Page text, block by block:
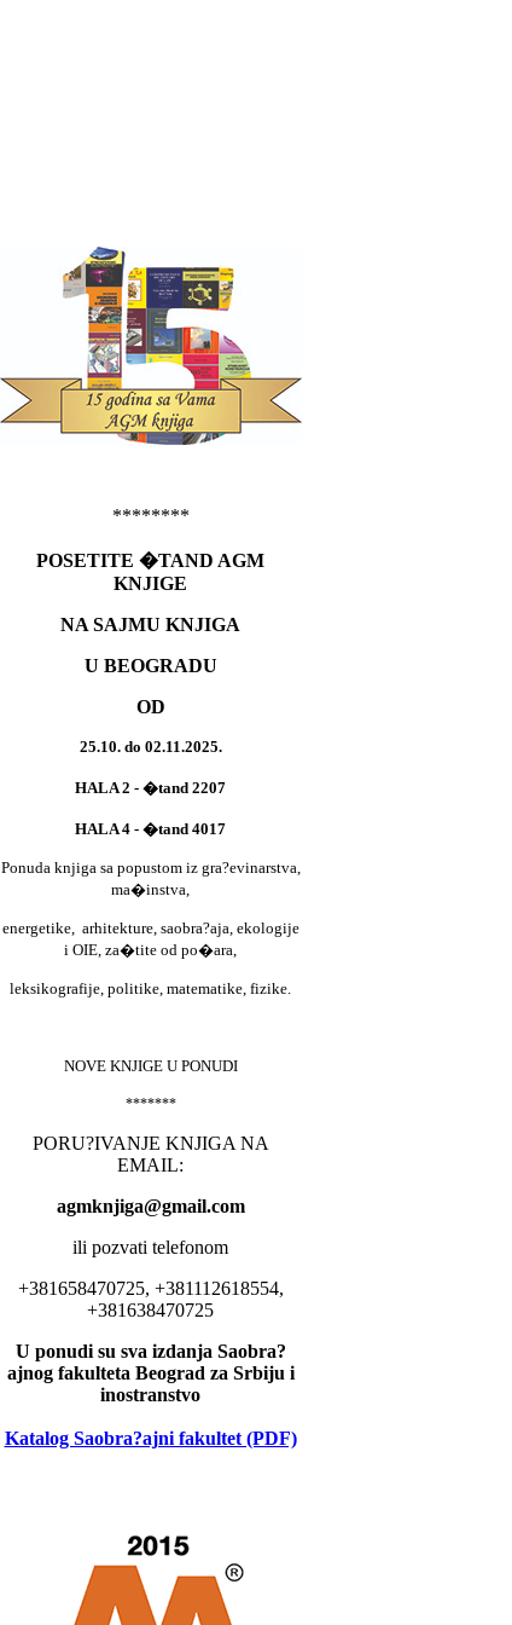
********
POSETITE �TAND AGM
KNJIGE
NA SAJMU KNJIGA
U BEOGRADU
OD
25.10. do 02.11.2025.
HALA 2 - �tand 2207
HALA 4 - �tand 4017
Ponuda knjiga sa popustom iz gra?evinarstva,
ma�instva,
energetike, arhitekture, saobra?aja, ekologije
i OIE, za�tite od po�ara,
leksikografije, politike, matematike, fizike.
NOVE KNJIGE U PONUDI
*******
PORU?IVANJE KNJIGA NA
EMAIL:
agmknjiga@gmail.com
ili pozvati telefonom
+381658470725, +381112618554,
+381638470725
U ponudi su sva izdanja Saobra?
ajnog fakulteta Beograd za Srbiju i
inostranstvo
Katalog Saobra?ajni fakultet (PDF)